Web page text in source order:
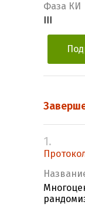
Фаза КИ
1.